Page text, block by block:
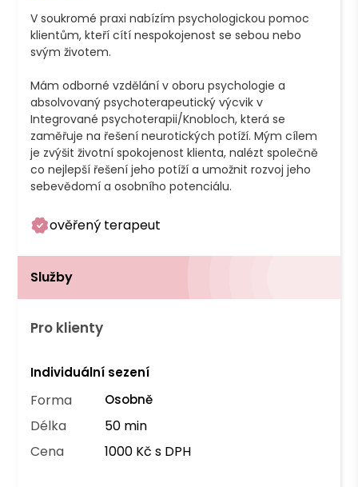
V soukromé praxi nabízím psychologickou pomoc
klientům, kteří cítí nespokojenost se sebou nebo
svým životem.
Mám odborné vzdělání v oboru psychologie a
absolvovaný psychoterapeutický výcvik v
Integrované psychoterapii/Knobloch, která se
zaměřuje na řešení neurotických potíží. Mým cílem
je zvýšit životní spokojenost klienta, nalézt společně
co nejlepší řešení jeho potíží a umožnit rozvoj jeho
sebevědomí a osobního potenciálu.
ověřený terapeut
Služby
Pro klienty
Individuální sezení
Forma Osobně
Délka
50 min
Cena
1000 Kč s DPH